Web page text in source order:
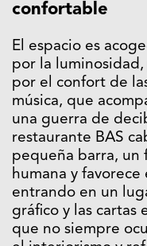
confortable
El espacio es
por la
por el confort de
música, que
una guerra de
restaurante BAS
pequeña barra, un
humana y favorece
entrando en un
gráfico y las cartas
que no siempre